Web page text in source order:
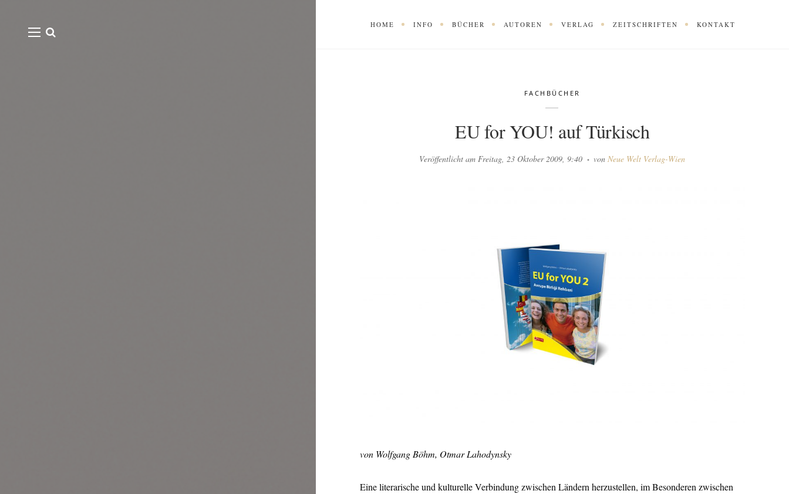
HOME INFO BÜCHER AUTOREN VERLAG ZEITSCHRIFTEN KONTAKT
FACHBÜCHER
EU for YOU! auf Türkisch
Veröffentlicht am Freitag, 23 Oktober 2009, 9:40 von Neue Welt Verlag-Wien
von Wolfgang Böhm, Otmar Lahodynsky
Eine literarische und kulturelle Verbindung zwischen Ländern herzustellen, im Besonderen zwischen